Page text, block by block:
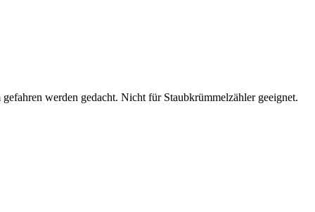
werden gedacht. Nicht für Staubkrümmelzähler geeignet.